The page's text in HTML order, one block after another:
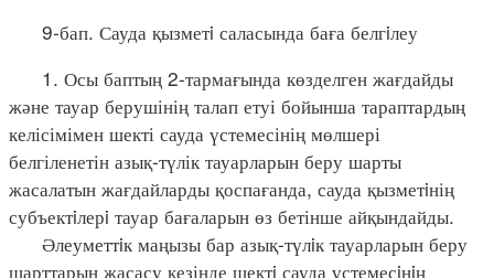
9-бап. Сауда қызметi саласында баға белгiлеу
1. Осы баптың 2-тармағында көзделген жағдайды
және тауар берушінің талап етуі бойынша тараптардың
келісімімен шекті сауда үстемесінің мөлшері
белгіленетін азық-түлік тауарларын беру шарты
жасалатын жағдайларды қоспағанда, сауда қызметiнің
субъектiлерi тауар бағаларын өз бетінше айқындайды.
Әлеуметтiк маңызы бар азық-түлiк тауарларын беру
шарттарын жасасу кезінде шектi сауда үстемесiнiң